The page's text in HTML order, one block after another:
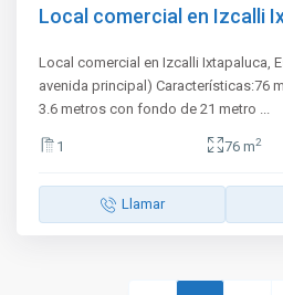
Local comercial en Izcalli
Local comercial en Izcalli Ixtapaluca,
avenida principal) Características:76
3.6 metros con fondo de 21 metro ...
1 76 m2
Llamar